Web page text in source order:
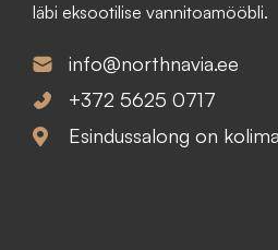
läbi eksootilise vannitoamööbli.
info@northnavia.ee
+372 5625 0717
Esindussalong on